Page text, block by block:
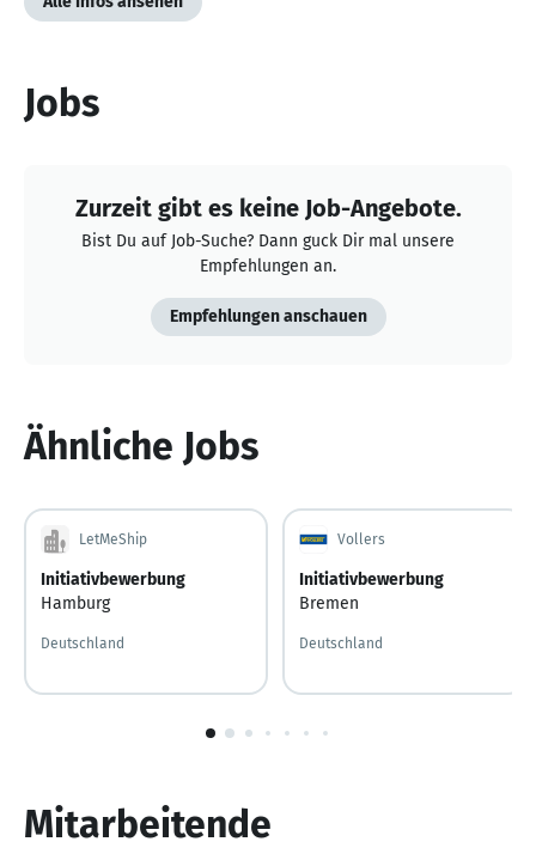
Jobs
Zurzeit gibt es keine Job-Angebote.
Bist Du auf Job-Suche? Dann guck Dir mal unsere
Empfehlungen an.
Empfehlungen anschauen
Ähnliche Jobs
LetMeShip
Initiativbewerbung
Hamburg
Deutschland
Vollers
Initiativbewerbung
Bremen
Deutschland
1
Mitarbeitende